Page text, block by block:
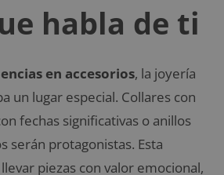
habla de ti
en accesorios, la joyería
un lugar especial. Collares con
fechas significativas o anillos
serán protagonistas. Esta
piezas con valor emocional,